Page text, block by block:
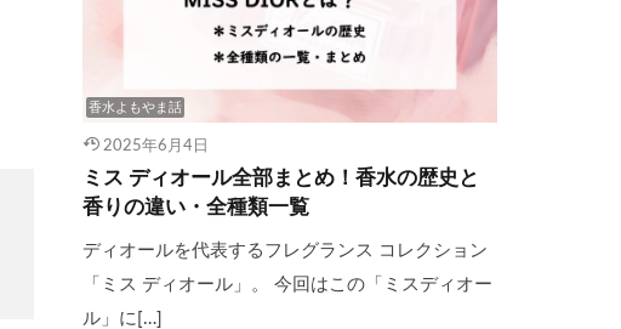
香水よもやま話
2025年6月4日
ミス ディオール全部まとめ！香水の歴史と
香りの違い・全種類一覧
ディオールを代表するフレグランス コレクション
「ミス ディオール」。 今回はこの「ミスディオー
ル」に[…]